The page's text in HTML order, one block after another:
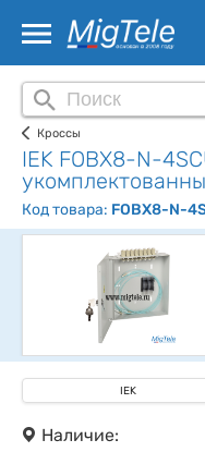
Кроссы
IEK FOBX8-N-
Код товара: FOBX8-N-
IEK
Наличие: